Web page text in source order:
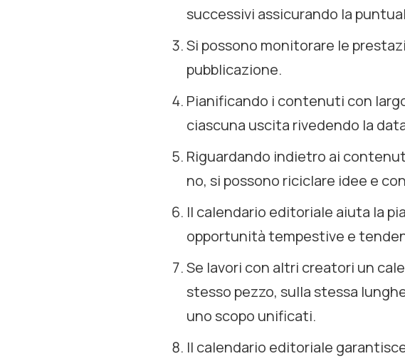
successivi assicurando la
Si possono monitorare le
pubblicazione.
Pianificando i contenuti con
ciascuna uscita rivedendo la
Riguardando indietro ai
no, si possono riciclare idee e
Il calendario editoriale aiuta la
opportunità tempestive e
Se lavori con altri creatori un
stesso pezzo, sulla stessa
uno scopo unificati.
Il calendario editoriale